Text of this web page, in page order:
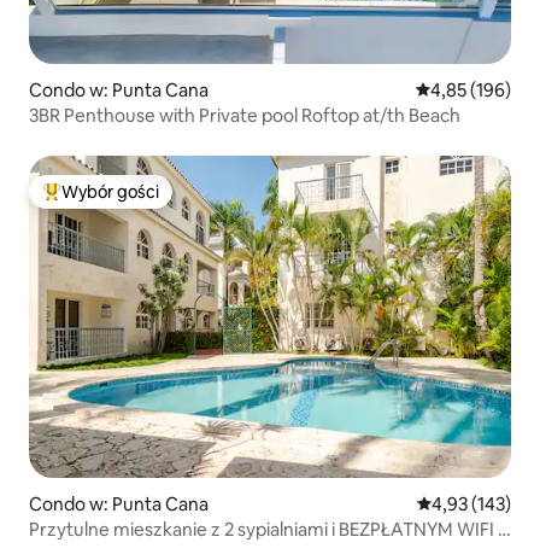
Condo w: Punta Cana Średnia
4,85 (196)
3BR Penthouse with Private pool Roftop at/th Beach
Najpopularniejsze z kategorii Wybór gości
Wybór gości
Condo w: Punta Cana Średnia
4,93 (143)
Przytulne mieszkanie z 2 sypialniami i BEZPŁATNYM WIFI i